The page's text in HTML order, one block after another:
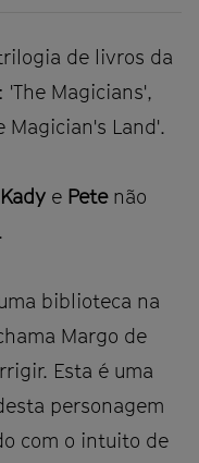
de livros da
: 'The Magicians',
Magician's Land'.
Kady e Petenão
biblioteca na
Margo de
Esta é uma
personagem
com o intuito de